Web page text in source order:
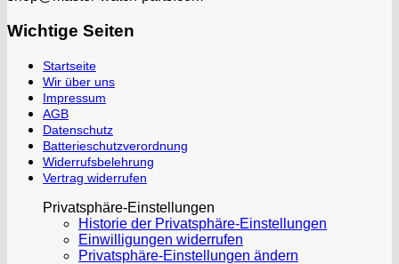
Wichtige Seiten
Startseite
Wir über uns
Impressum
AGB
Datenschutz
Batterieschutzverordnung
Widerrufsbelehrung
Vertrag widerrufen
Privatsphäre-Einstellungen
Historie der Privatsphäre-Einstellungen
Einwilligungen widerrufen
Privatsphäre-Einstellungen ändern